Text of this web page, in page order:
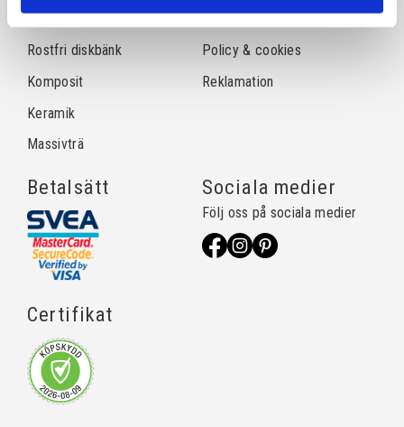
Natursten
Rostfri diskbänk
Komposit
Keramik
Massivträ
Köpvillkor
Policy & cookies
Reklamation
Betalsätt
Certifikat
Sociala medier
Följ oss på sociala medier